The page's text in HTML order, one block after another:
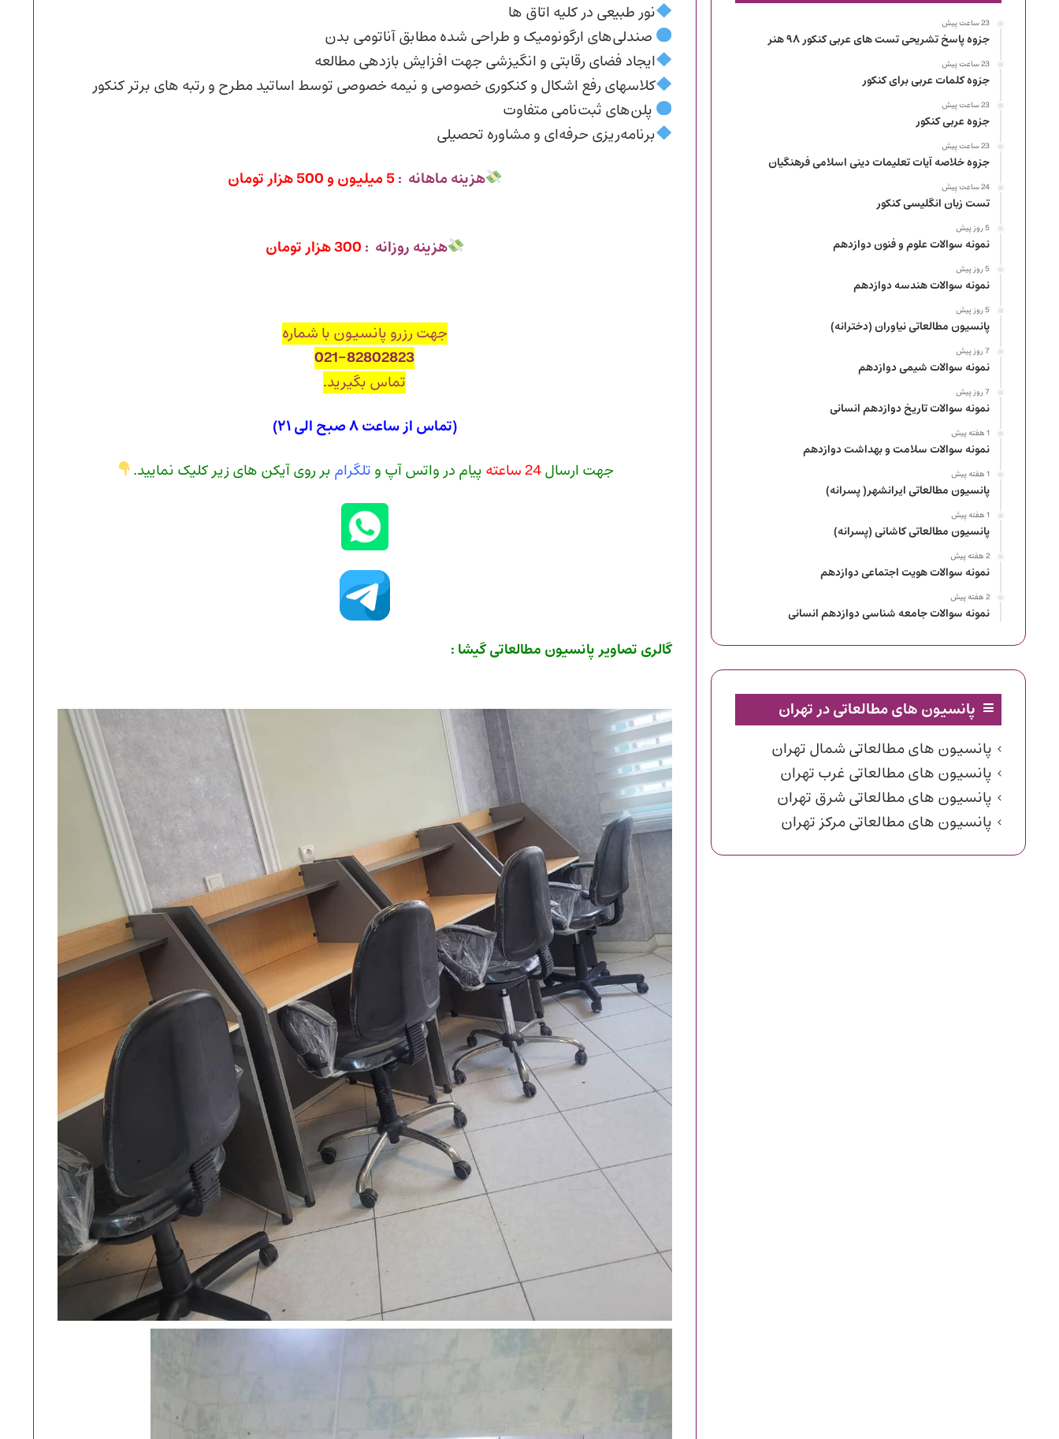
نور طبیعی در کلیه اتاق‌ ها
صندلی‌های ارگونومیک و طراحی‌ شده مطابق آناتومی بدن
ایجاد فضای رقابتی و انگیزشی جهت افزایش بازدهی مطالعه
کلاسهای رفع اشکال و کنکوری خصوصی و نیمه خصوصی توسط اساتید مطرح و رتبه های برتر کنکور
پلن‌های ثبت‌نامی متفاوت
برنامه‌ریزی حرفه‌ای و مشاوره تحصیلی
هزینه ماهانه :5 میلیون و 500 هزار تومان
هزینه روزانه :
جهت رزرو پانسیون با شماره
021-82802823
تماس بگیرید.
(تماس از ساعت ۸ صبح الی ۲۱)
جهت ارسال24 ساعته پیام در واتس آپ و تلگرام بر روی آیکن های زیر کلیک نمایید.
گالری تصاویر پانسیون مطالعاتی گیشا :
23 ساعت پیش
جزوه پاسخ تشریحی تست های عربی کنکور ۹۸ هنر
23 ساعت پیش
جزوه کلمات عربی برای کنکور
23 ساعت پیش
جزوه عربی کنکور
23 ساعت پیش
جزوه خلاصه آیات تعلیمات دینی اسلامی فرهنگیان
24 ساعت پیش
تست زبان انگلیسی کنکور
5 روز پیش
نمونه سوالات علوم و فنون دوازدهم
5 روز پیش
نمونه سوالات هندسه دوازدهم
5 روز پیش
پانسیون مطالعاتی نیاوران (دخترانه)
7 روز پیش
نمونه سوالات شیمی دوازدهم
7 روز پیش
نمونه سوالات تاریخ دوازدهم انسانی
1 هفته پیش
نمونه سوالات سلامت و بهداشت دوازدهم
1 هفته پیش
پانسیون مطالعاتی ایرانشهر( پسرانه)
1 هفته پیش
پانسیون مطالعاتی کاشانی (پسرانه)
2 هفته پیش
نمونه سوالات هویت اجتماعی دوازدهم
2 هفته پیش
نمونه سوالات جامعه شناسی دوازدهم انسانی
پانسیون های مطالعاتی در تهران
پانسیون های مطالعاتی شمال تهران
پانسیون های مطالعاتی غرب تهران
پانسیون های مطالعاتی شرق تهران
پانسیون های مطالعاتی مرکز تهران